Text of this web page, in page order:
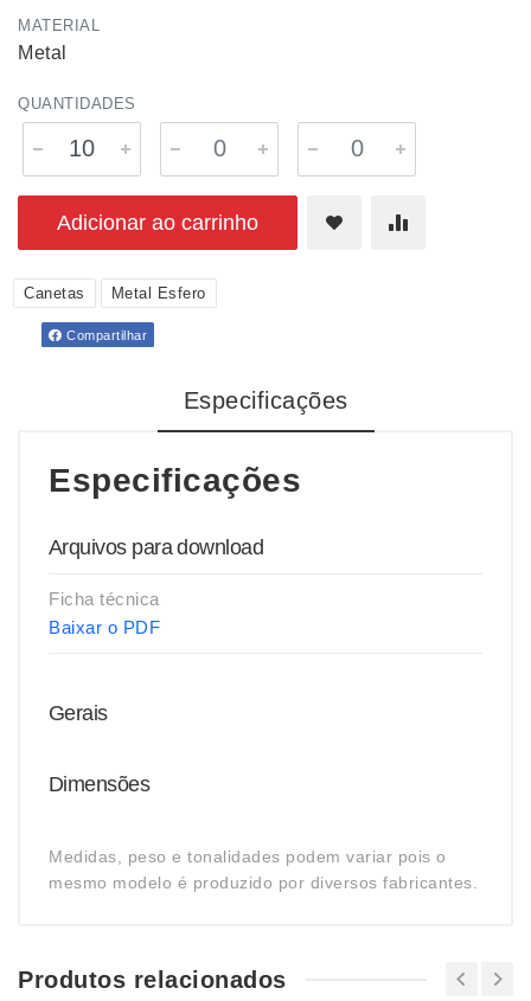
MATERIAL
Metal
QUANTIDADES
Adicionar ao carrinho
Canetas Metal Esfero
Compartilhar
Especificações
Especificações
Arquivos para download
Ficha técnica
Baixar o PDF
Gerais
Dimensões
Medidas, peso e tonalidades podem variar pois o
mesmo modelo é produzido por diversos fabricantes.
Produtos relacionados